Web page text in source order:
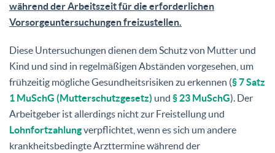
während der Arbeitszeit für die erforderlichen
Vorsorgeuntersuchungen freizustellen.
Diese Untersuchungen dienen dem Schutz von Mutter und
Kind und sind in regelmäßigen Abständen vorgesehen, um
frühzeitig mögliche Gesundheitsrisiken zu erkennen (§ 7 Satz
1 MuSchG (Mutterschutzgesetz) und § 23 MuSchG). Der
Arbeitgeber ist allerdings nicht zur Freistellung und
Lohnfortzahlungverpflichtet, wenn es sich um andere
krankheitsbedingte Arzttermine während der